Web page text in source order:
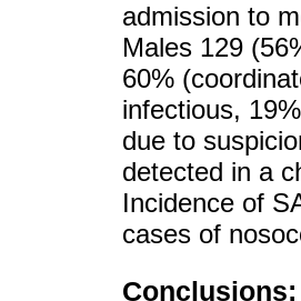
admission to
Males 129
60%
infectious,
due to
detected in a
Incidence of
cases of
Conclusions: